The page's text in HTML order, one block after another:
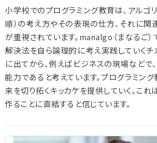
小学校でのプログラミング教育は、アルゴ
順）の考え方やその表現の仕方、それに関
が重視されています。manalgo（まなるご）
解決法を自ら論理的に考え実践していくチ
に出てから、例えばビジネスの現場などで
能力であると考えています。プログラミン
来を切り拓くキッカケを提供していく。これ
作ることに直結すると信じています。